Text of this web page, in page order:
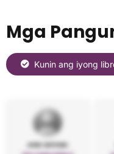
Mga
Kunin ang iyong